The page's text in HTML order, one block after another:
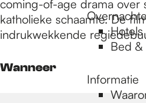
Hotels
Bed &
Informatie
coming-of-age drama over
katholieke schaamte. De
indrukwekkende
Wanneer